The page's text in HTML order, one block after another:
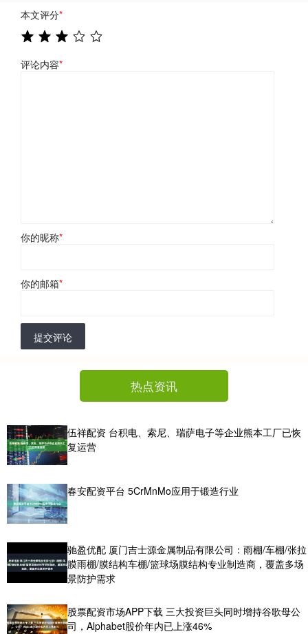
本文评分*
评论内容*
你的昵称*
你的邮箱*
提交评论
热点资讯
伍祥配资 台积电、索尼、瑞萨电子等企业熊本工厂已恢
复运营
春安配资平台 5CrMnMo应用于锻造行业
驰盈优配 厦门吉士源金属制品有限公司：雨棚/车棚/张拉
膜雨棚/膜结构车棚/篮球场膜结构专业制造商，覆盖多场
景防护需求
股票配资市场APP下载 三大投资巨头同时增持谷歌母公
司，Alphabet股价年内已上涨46%